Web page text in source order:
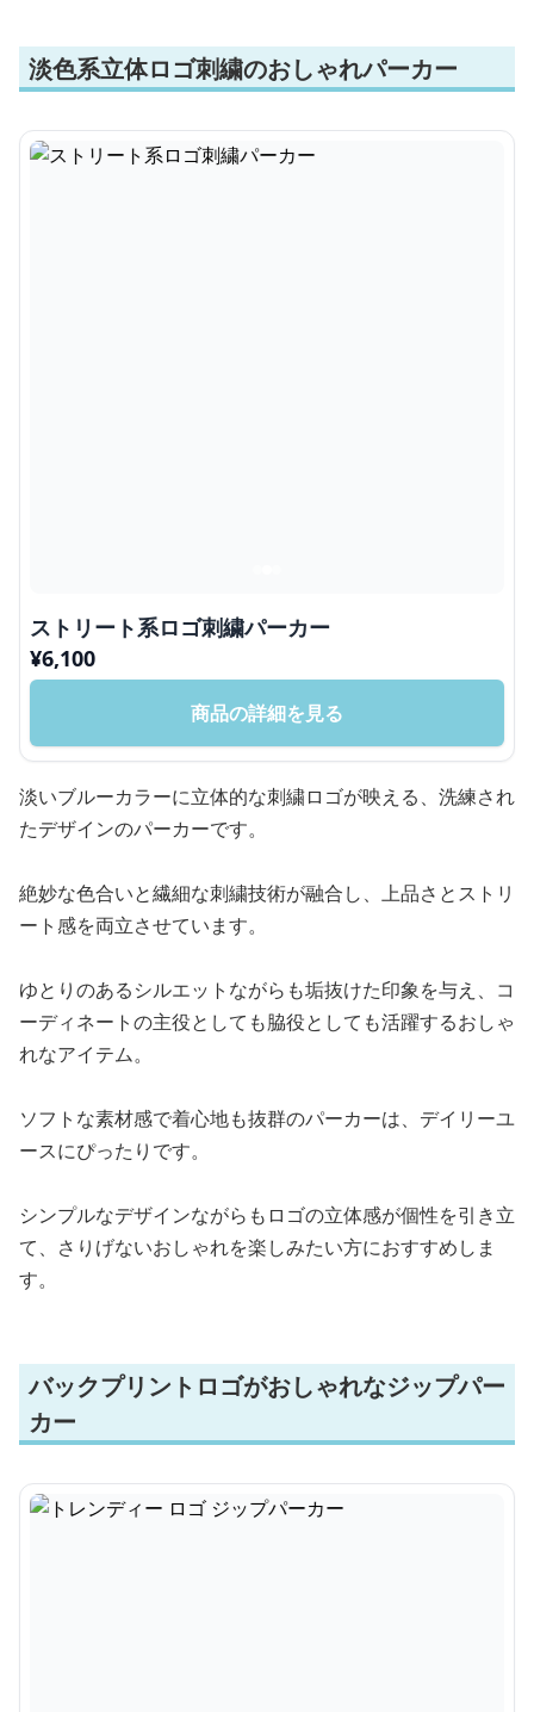
淡色系立体ロゴ刺繍のおしゃれパーカー
ストリート系ロゴ刺繍パーカー
¥6,100
商品の詳細を見る
淡いブルーカラーに立体的な刺繍ロゴが映える、洗練され
たデザインのパーカーです。
絶妙な色合いと繊細な刺繍技術が融合し、上品さとストリ
ート感を両立させています。
ゆとりのあるシルエットながらも垢抜けた印象を与え、コ
ーディネートの主役としても脇役としても活躍するおしゃ
れなアイテム。
ソフトな素材感で着心地も抜群のパーカーは、デイリーユ
ースにぴったりです。
シンプルなデザインながらもロゴの立体感が個性を引き立
て、さりげないおしゃれを楽しみたい方におすすめしま
す。
バックプリントロゴがおしゃれなジップパー
カー